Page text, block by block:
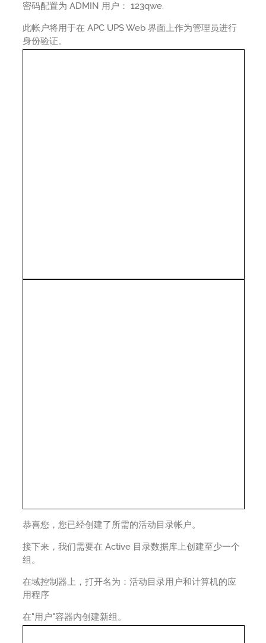
密码配置为 ADMIN 用户： 123qwe.
此帐户将用于在 APC UPS Web 界面上作为管理员进行
身份验证。
恭喜您，您已经创建了所需的活动目录帐户。
接下来，我们需要在 Active 目录数据库上创建至少一个
组。
在域控制器上，打开名为：活动目录用户和计算机的应
用程序
在"用户"容器内创建新组。